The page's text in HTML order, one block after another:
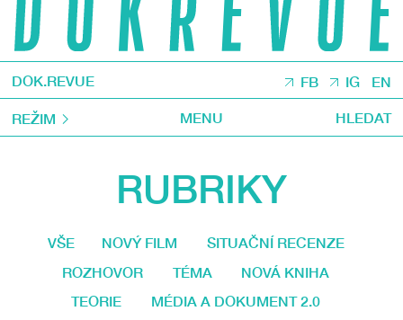
DOK.REVUE FB IG EN
REŽIM MENU HLEDAT
RUBRIKY
VŠE NOVÝ FILM
SITUAČNÍ RECENZE
ROZHOVOR
TÉMA
NOVÁ KNIHA
TEORIE
MÉDIA A DOKUMENT 2.0